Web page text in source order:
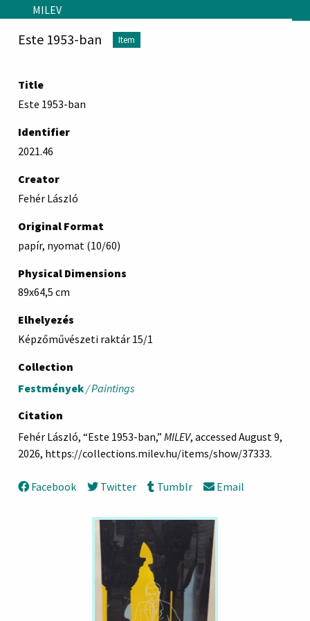
Skip to main content
MILEV
Este 1953-ban Item
Title
Este 1953-ban
Identifier
2021.46
Creator
Fehér László
Original Format
papír, nyomat (10/60)
Physical Dimensions
89x64,5 cm
Elhelyezés
Képzőművészeti raktár 15/1
Collection
Festmények/ Paintings
Citation
Fehér László, “Este 1953-ban,” MILEV, accessed August 9,
2026, https://collections.milev.hu/items/show/37333.
Facebook Twitter Tumblr Email